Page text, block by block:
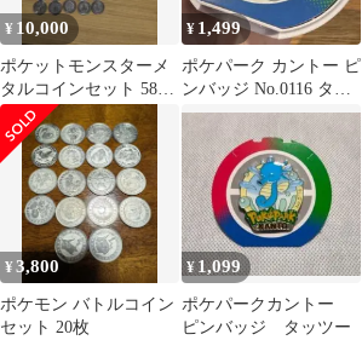
¥ 10,000
ポケットモンスターメ
タルコインセット 58枚
＋ホルダー トゲピー当
選品 明治乳業
¥ 1,499
ポケパーク カントー ピ
ンバッジ No.0116 タッ
ツー
¥3,800
ポケモン バトルコイン
セット 20枚
¥1,099
ポケパークカントー
ピンバッジ タッツー